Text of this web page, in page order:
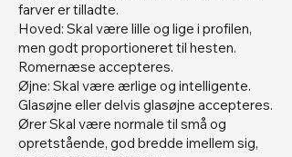
farver er tilladte.
Hoved: Skal være lille og lige i profilen,
men godt proportioneret til hesten.
Romernæse accepteres.
Øjne: Skal være ærlige og intelligente.
Glasøjne eller delvis glasøjne accepteres.
Ører Skal være normale til små og
opretstående, god bredde imellem sig,